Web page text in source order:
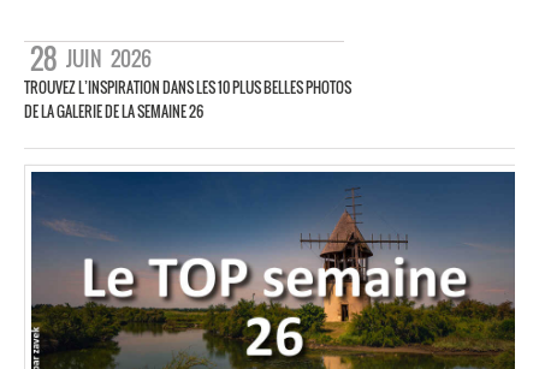
28 JUIN 2026
TROUVEZ L’INSPIRATION DANS LES 10 PLUS BELLES PHOTOS
DE LA GALERIE DE LA SEMAINE 26